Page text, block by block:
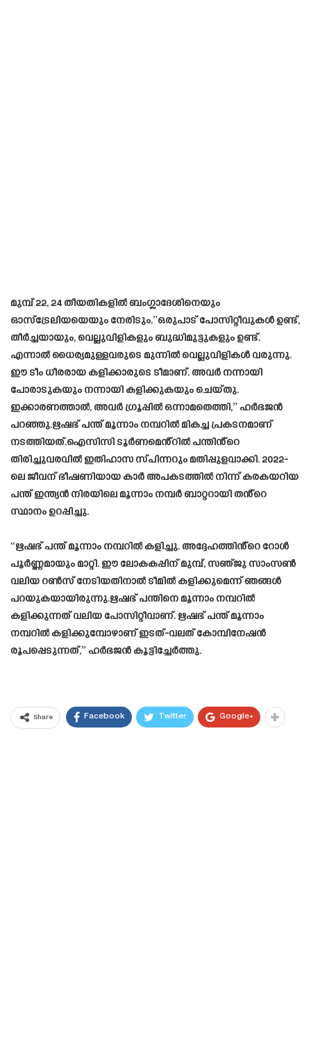
മുമ്പ് 22, 24 തീയതികളിൽ ബംഗ്ലാദേശിനെയും
ഓസ്‌ട്രേലിയയെയും നേരിടും.”ഒരുപാട് പോസിറ്റീവുകൾ ഉണ്ട്,
തീർച്ചയായും, വെല്ലുവിളികളും ബുദ്ധിമുട്ടുകളും ഉണ്ട്.
എന്നാൽ ധൈര്യമുള്ളവരുടെ മുന്നിൽ വെല്ലുവിളികൾ വരുന്നു.
ഈ ടീം ധീരരായ കളിക്കാരുടെ ടീമാണ്. അവർ നന്നായി
പോരാടുകയും നന്നായി കളിക്കുകയും ചെയ്തു.
ഇക്കാരണത്താൽ, അവർ ഗ്രൂപ്പിൽ ഒന്നാമതെത്തി,” ഹർഭജൻ
പറഞ്ഞു.ഋഷഭ് പന്ത് മൂന്നാം നമ്പറിൽ മികച്ച പ്രകടനമാണ്
നടത്തിയത്.ഐസിസി ടൂർണമെൻ്റിൽ പന്തിൻ്റെ
തിരിച്ചുവരവിൽ ഇതിഹാസ സ്പിന്നറും മതിപ്പുളവാക്കി. 2022-
ലെ ജീവന് ഭീഷണിയായ കാർ അപകടത്തിൽ നിന്ന് കരകയറിയ
പന്ത് ഇന്ത്യൻ നിരയിലെ മൂന്നാം നമ്പർ ബാറ്ററായി തൻ്റെ
സ്ഥാനം ഉറപ്പിച്ചു.
“ഋഷഭ് പന്ത് മൂന്നാം നമ്പറിൽ കളിച്ചു. അദ്ദേഹത്തിൻ്റെ റോൾ
പൂർണ്ണമായും മാറ്റി. ഈ ലോകകപ്പിന് മുമ്പ്, സഞ്ജു സാംസൺ
വലിയ റൺസ് നേടിയതിനാൽ ടീമിൽ കളിക്കുമെന്ന് ഞങ്ങൾ
പറയുകയായിരുന്നു.ഋഷഭ് പന്തിനെ മൂന്നാം നമ്പറിൽ
കളിക്കുന്നത് വലിയ പോസിറ്റീവാണ്. ഋഷഭ് പന്ത് മൂന്നാം
നമ്പറിൽ കളിക്കുമ്പോഴാണ് ഇടത്-വലത് കോമ്പിനേഷൻ
രൂപപ്പെടുന്നത്,” ഹർഭജൻ കൂട്ടിച്ചേർത്തു.
Share Facebook Twitter Google+